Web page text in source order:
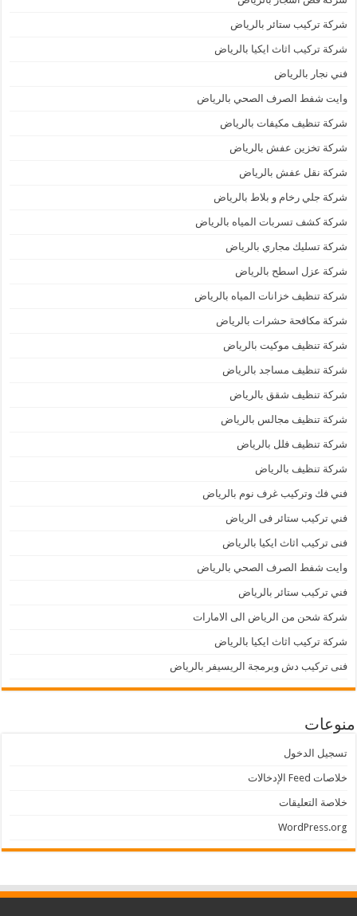
شركة تركيب ستائر بالرياض
شركة تركيب اثاث ايكيا بالرياض
فني نجار بالرياض
وايت شفط الصرف الصحي بالرياض
شركة تنظيف مكيفات بالرياض
شركة تخزين عفش بالرياض
شركة نقل عفش بالرياض
شركة جلي رخام و بلاط بالرياض
شركة كشف تسربات المياه بالرياض
شركة تسليك مجاري بالرياض
شركة عزل اسطح بالرياض
شركة تنظيف خزانات المياه بالرياض
شركة مكافحة حشرات بالرياض
شركة تنظيف موكيت بالرياض
شركة تنظيف مساجد بالرياض
شركة تنظيف شقق بالرياض
شركة تنظيف مجالس بالرياض
شركة تنظيف فلل بالرياض
شركة تنظيف بالرياض
فني فك وتركيب غرف نوم بالرياض
فني تركيب ستائر فى الرياض
فنى تركيب اثاث ايكيا بالرياض
وايت شفط الصرف الصحي بالرياض
فني تركيب ستائر بالرياض
شركة شحن من الرياض الى الامارات
شركة تركيب اثاث ايكيا بالرياض
فنى تركيب دش وبرمجة الريسيفر بالرياض
منوعات
تسجيل الدخول
خلاصات Feed الإدخالات
خلاصة التعليقات
WordPress.org